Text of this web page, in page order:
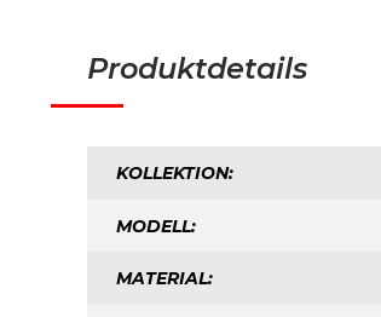
Produktdetails
KOLLEKTION:
MODELL:
MATERIAL: